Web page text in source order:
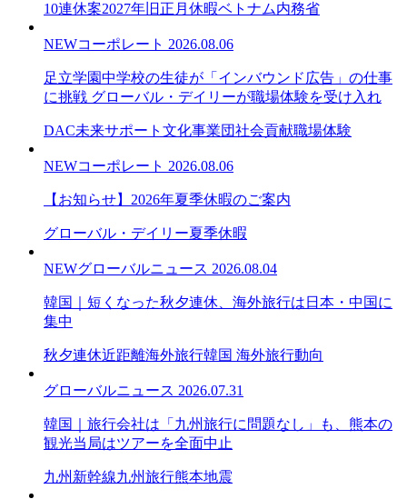
10連休案2027年旧正月休暇ベトナム内務省
NEWコーポレート 2026.08.06
足立学園中学校の生徒が「インバウンド広告」の仕事
に挑戦 グローバル・デイリーが職場体験を受け入れ
DAC未来サポート文化事業団社会貢献職場体験
NEWコーポレート 2026.08.06
【お知らせ】2026年夏季休暇のご案内
グローバル・デイリー夏季休暇
NEWグローバルニュース 2026.08.04
韓国｜短くなった秋夕連休、海外旅行は日本・中国に
集中
秋夕連休近距離海外旅行韓国 海外旅行動向
グローバルニュース 2026.07.31
韓国｜旅行会社は「九州旅行に問題なし」も、熊本の
観光当局はツアーを全面中止
九州新幹線九州旅行熊本地震